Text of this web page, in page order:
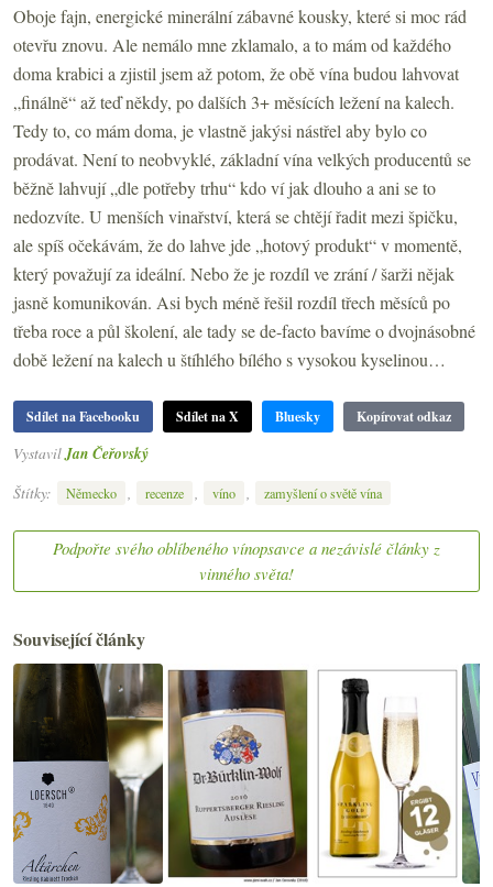
Oboje fajn, energické minerální zábavné kousky, které si moc rád
otevřu znovu. Ale nemálo mne zklamalo, a to mám od každého
doma krabici a zjistil jsem až potom, že obě vína budou lahvovat
„finálně“ až teď někdy, po dalších 3+ měsících ležení na kalech.
Tedy to, co mám doma, je vlastně jakýsi nástřel aby bylo co
prodávat. Není to neobvyklé, základní vína velkých producentů se
běžně lahvují „dle potřeby trhu“ kdo ví jak dlouho a ani se to
nedozvíte. U menších vinařství, která se chtějí řadit mezi špičku,
ale spíš očekávám, že do lahve jde „hotový produkt“ v momentě,
který považují za ideální. Nebo že je rozdíl ve zrání / šarži nějak
jasně komunikován. Asi bych méně řešil rozdíl třech měsíců po
třeba roce a půl školení, ale tady se de-facto bavíme o dvojnásobné
době ležení na kalech u štíhlého bílého s vysokou kyselinou…
Sdílet na Facebooku Sdílet na X Bluesky Kopírovat odkaz
Vystavil Jan Čeřovský
Štítky:
Německo , recenze , víno , zamyšlení o světě vína
Podpořte svého oblíbeného vínopsavce a nezávislé články z
vinného světa!
Související články